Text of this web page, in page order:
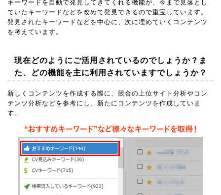
キーワードを自動で発見してきてくれる機能が、今まで見落とし
ていたキーワードなどを改めて発見できるので重宝しています。
発見されたキーワードなどを中心に、次に埋めていくコンテンツ
を考えています。
現在どのようにご活用されているのでしょうか？ま
た、どの機能を主に利用されていますでしょうか？
新しくコンテンツを作成する際に、競合の上位サイト分析やコン
テンツ分析などを参考にし、新たにコンテンツを作成していま
す。